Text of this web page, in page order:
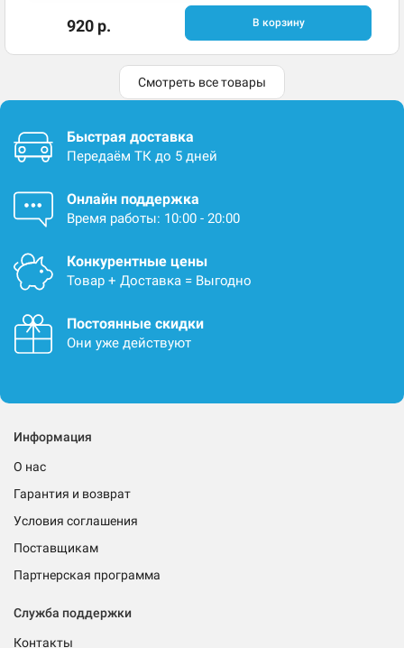
920 р. В корзину
Смотреть все товары
Быстрая доставка
Передаём ТК до 5 дней
Онлайн поддержка
Время работы: 10:00 - 20:00
Конкурентные цены
Товар + Доставка = Выгодно
Постоянные скидки
Они уже действуют
Информация
О нас
Гарантия и возврат
Условия соглашения
Поставщикам
Партнерская программа
Служба поддержки
Контакты